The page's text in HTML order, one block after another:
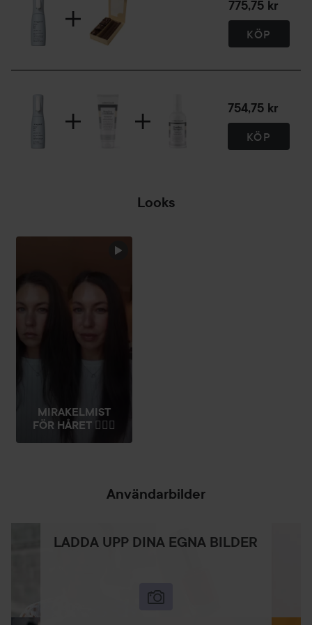
igenom för att släta ut och upprepa vid behov.
Fräscha upp lockar: Spraya på håret tills det känns fuktigt.
eller använd diffuser.
Tips för maximal effekt: Börja med att applicera Living
Proof Dry Shampoo i hårbotten för att absorbera olja.
Använd sedan Living Proof Style Refresh Mist på längderna
för att återställa form och fräschör.
775,75 kr
KÖP
754,75 kr
KÖP
Looks
MIRAKELMIST
FÖR HÅRET 💆🏻‍♀️
Användarbilder
LADDA UPP DINA EGNA BILDER